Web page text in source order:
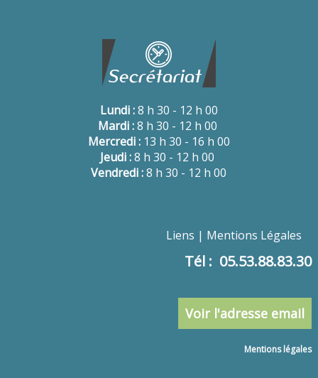
Lundi :8 h 30 - 12 h 00
Mardi :8 h 30 - 12 h 00
Mercredi :13 h 30 - 16 h 00
Jeudi :8 h 30 - 12 h 00
Vendredi :8 h 30 - 12 h 00
Liens Mentions Légales
Tél : 05.53.88.83.30
Voir l'adresse email
Mentions légales